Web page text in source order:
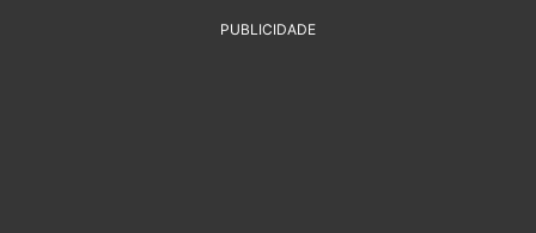
PUBLICIDADE